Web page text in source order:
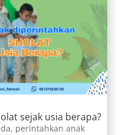
sejak usia berapa?
perintahkan anak